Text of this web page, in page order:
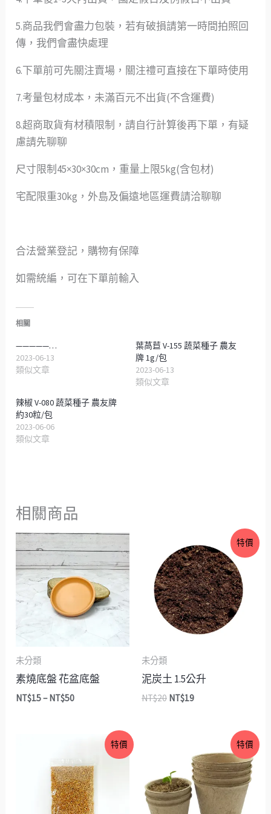
5.商品我們會盡力包裝，若有破損請第一時間拍照回
傳，我們會盡快處理
6.下單前可先關注賣場，關注禮可直接在下單時使用
7.考量包材成本，未滿百元不出貨(不含運費)
8.超商取貨有材積限制，請自行計算後再下單，有疑
慮請先聊聊
尺寸限制45×30×30cm，重量上限5kg(含包材)
宅配限重30kg，外島及偏遠地區運費請洽聊聊
合法營業登記，購物有保障
如需統編，可在下單前輸入
相關
—————…
2023-06-13
類似文章
葉萵苣 V-155 蔬菜種子 農友
牌 1g/包
2023-06-13
類似文章
辣椒 V-080 蔬菜種子 農友牌
約30粒/包
2023-06-06
類似文章
相關商品
未分類
素燒底盤 花盆底盤
NT$15– NT$50
價
格
範
圍：
NT$15
NT$50
特價
未分類
泥炭土 1.5公升
NT$20
始
價
格：
NT$20。
NT$19
前
價
格：
NT$19。
特價
格：
NT$30。
價
格：
NT$19。
特價
範
圍：
NT$2
到
NT$3